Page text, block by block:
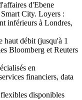
d'Ebene
City. Loyers :
inférieurs à Londres,
débit (jusqu'à 1
Bloomberg et Reuters
en
financiers, data
disponibles